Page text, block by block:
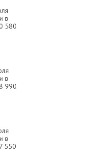
в
580
в
990
в
550